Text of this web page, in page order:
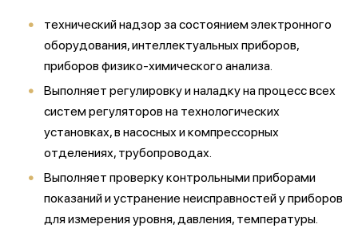
технический надзор за состоянием электронного
оборудования, интеллектуальных приборов,
приборов физико-химического анализа.
Выполняет регулировку и наладку на процесс всех
систем регуляторов на технологических
установках, в насосных и компрессорных
отделениях, трубопроводах.
Выполняет проверку контрольными приборами
показаний и устранение неисправностей у приборов
для измерения уровня, давления, температуры.